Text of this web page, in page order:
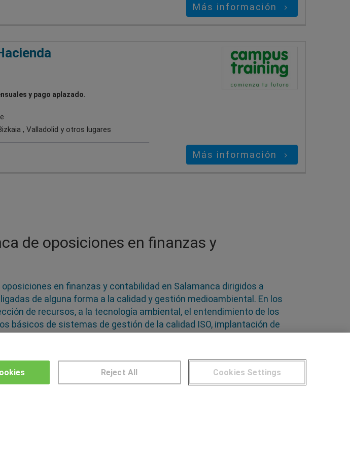
Más información
y pago aplazado.
, Valladolid y otros lugares
Más información
de oposiciones en finanzas y
en finanzas y contabilidad en Salamanca dirigidos a
de alguna forma a la calidad y gestión medioambiental. En los
de recursos, a la tecnología ambiental, el entendimiento de los
básicos de sistemas de gestión de la calidad ISO, implantación de
en temas de Medio Ambiente
CENTROS DE FORMACIÓN
Cookies Settings
Reject All